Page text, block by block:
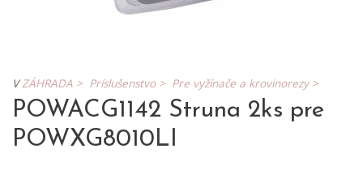
VZÁHRADA > Príslušenstvo > Pre vyžínače a krovinorezy >
POWACG1142 Struna 2ks pre
POWXG8010LI